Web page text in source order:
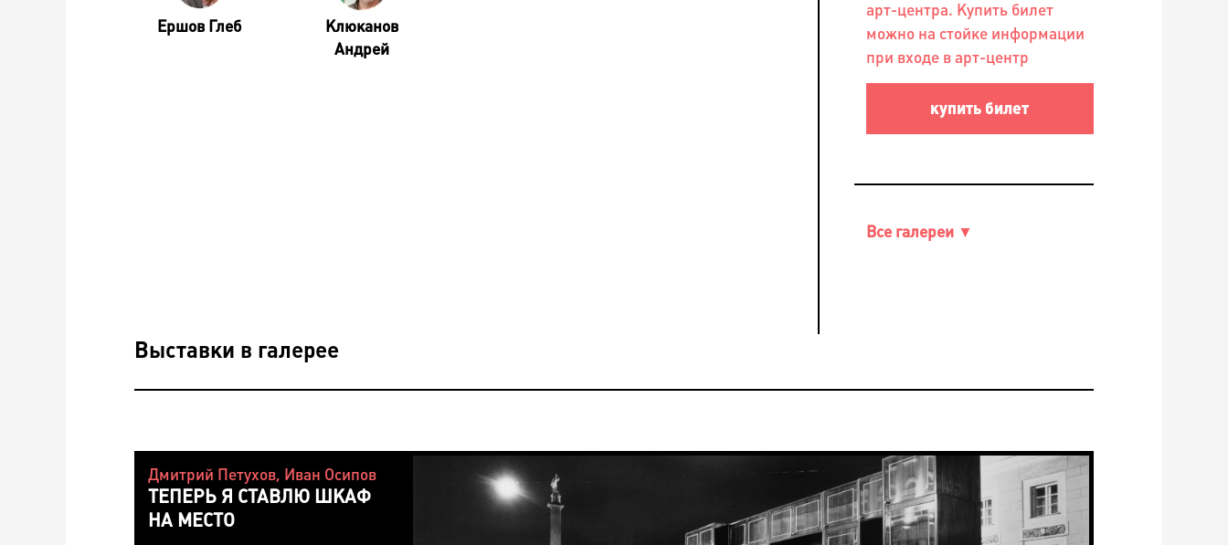
Ершов Глеб
Клюканов
Андрей
арт-центра. Купить билет
можно на стойке информации
при входе в арт-центр
купить билет
Все галереи ▼
Выставки в галерее
Дмитрий Петухов, Иван Осипов
ТЕПЕРЬ Я СТАВЛЮ ШКАФ
НА МЕСТО